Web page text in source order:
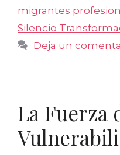
migrantes
Silencio
Deja un
La Fuerza